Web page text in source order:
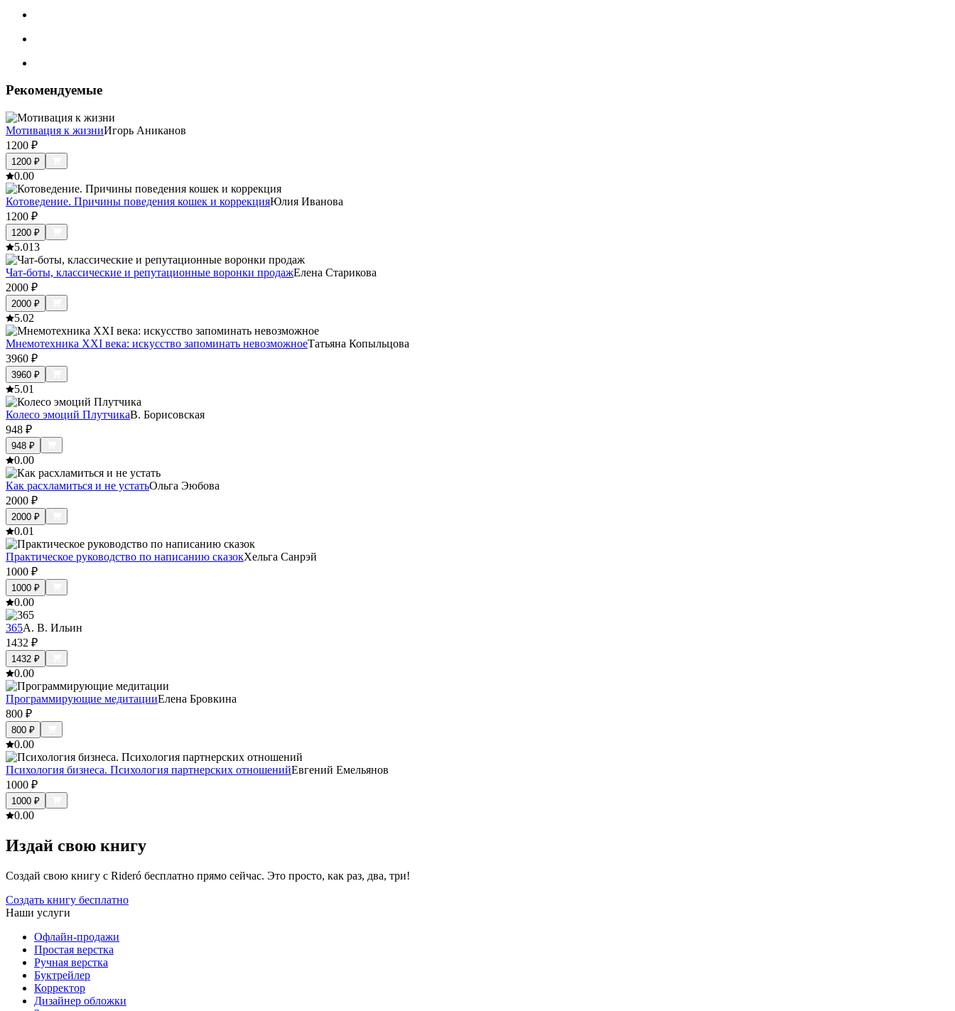
Рекомендуемые
Мотивация к жизниИгорь Аниканов
1200 ₽
1200 ₽
0.00
Котоведение. Причины поведения кошек и коррекцияЮлия Иванова
1200 ₽
1200 ₽
5.013
Чат-боты, классические и репутационные воронки продажЕлена Старикова
2000 ₽
2000 ₽
5.02
Мнемотехника XXI века: искусство запоминать невозможноеТатьяна Копыльцова
3960 ₽
3960 ₽
5.01
Колесо эмоций ПлутчикаВ. Борисовская
948 ₽
948 ₽
0.00
Как расхламиться и не устатьОльга Эюбова
2000 ₽
2000 ₽
0.01
Практическое руководство по написанию сказокХельга Санрэй
1000 ₽
1000 ₽
0.00
365А. В. Ильин
1432 ₽
1432 ₽
0.00
Программирующие медитацииЕлена Бровкина
800 ₽
800 ₽
0.00
Психология бизнеса. Психология партнерских отношенийЕвгений Емельянов
1000 ₽
1000 ₽
0.00
Издай свою книгу
Создай свою книгу с Rideró бесплатно прямо сейчас. Это просто, как раз, два, три!
Создать книгу бесплатно
Наши услуги
Офлайн-продажи
Простая верстка
Ручная верстка
Буктрейлер
Корректор
Дизайнер обложки